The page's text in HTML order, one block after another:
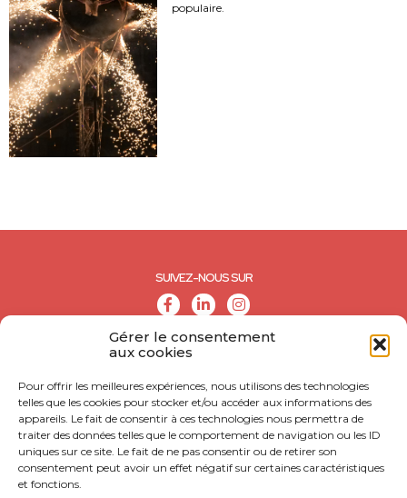
Gérer le consentement
aux cookies
Pour offrir les meilleures expériences, nous utilisons des technologies
telles que les cookies pour stocker et/ou accéder aux informations des
appareils. Le fait de consentir à ces technologies nous permettra de
traiter des données telles que le comportement de navigation ou les ID
uniques sur ce site. Le fait de ne pas consentir ou de retirer son
consentement peut avoir un effet négatif sur certaines caractéristiques
et fonctions.
populaire.
SUIVEZ-NOUS SUR